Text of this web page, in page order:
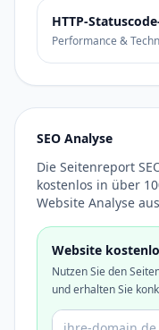
HTTP-
Performance &
SEO Analyse
Die Seitenreport
kostenlos in über
Website Analyse
Website
Nutzen Sie den
und erhalten Sie
Domain oder